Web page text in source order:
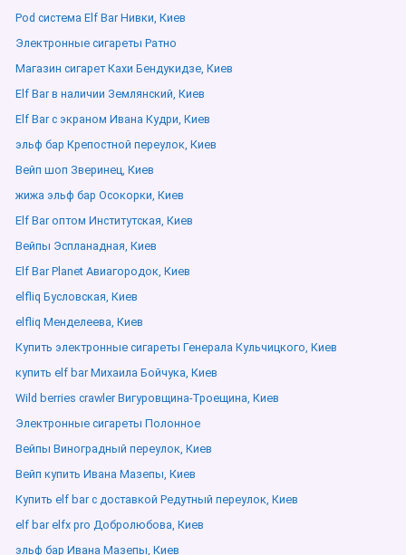
Pod система Elf Bar Нивки, Киев
Электронные сигареты Ратно
Магазин сигарет Кахи Бендукидзе, Киев
Elf Bar в наличии Землянский, Киев
Elf Bar с экраном Ивана Кудри, Киев
эльф бар Крепостной переулок, Киев
Вейп шоп Зверинец, Киев
жижа эльф бар Осокорки, Киев
Elf Bar оптом Институтская, Киев
Вейпы Эспланадная, Киев
Elf Bar Planet Авиагородок, Киев
elfliq Бусловская, Киев
elfliq Менделеева, Киев
Купить электронные сигареты Генерала Кульчицкого, Киев
купить elf bar Михаила Бойчука, Киев
Wild berries crawler Вигуровщина-Троещина, Киев
Электронные сигареты Полонное
Вейпы Виноградный переулок, Киев
Вейп купить Ивана Мазепы, Киев
Купить elf bar с доставкой Редутный переулок, Киев
elf bar elfx pro Добролюбова, Киев
эльф бар Ивана Мазепы, Киев